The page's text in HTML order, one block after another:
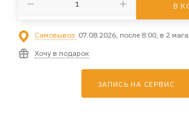
В
Самовывоз: 07.08.2026, после 8:00, в 2
Хочу в подарок
ЗАПИСЬ НА СЕРВИС